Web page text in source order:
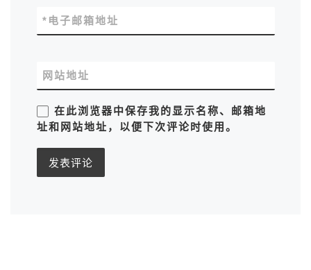
电子邮箱地址
*
网站地址
在此浏览器中保存我的显示名称、邮箱地
址和网站地址，以便下次评论时使用。